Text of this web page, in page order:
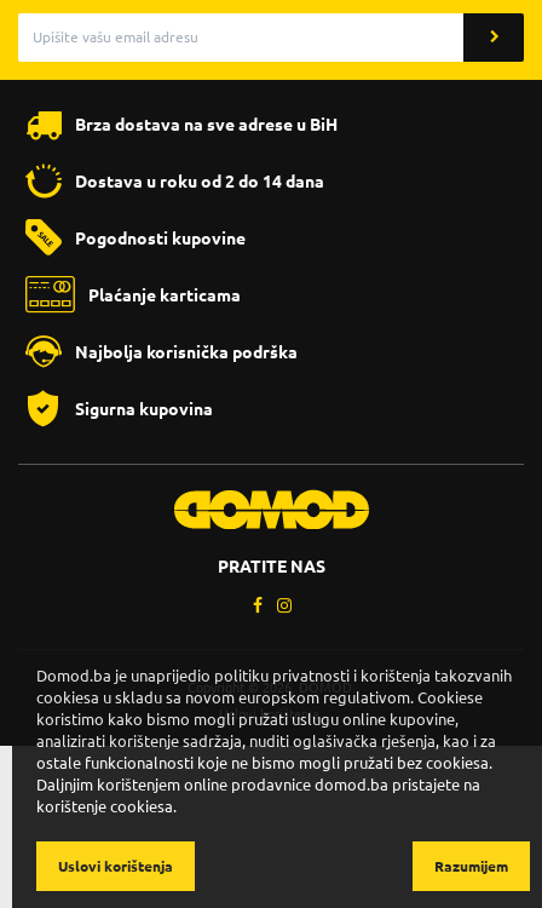
Brza dostava na sve adrese u BiH
Dostava u roku od 2 do 14 dana
Pogodnosti kupovine
Plaćanje karticama
Najbolja korisnička podrška
Sigurna kupovina
PRATITE NAS
Copyright © 2026. DOMOD.
Uslovi korištenja.
Domod.ba je unaprijedio politiku privatnosti i korištenja takozvanih
cookiesa u skladu sa novom europskom regulativom. Cookiese
koristimo kako bismo mogli pružati uslugu online kupovine,
analizirati korištenje sadržaja, nuditi oglašivačka rješenja, kao i za
ostale funkcionalnosti koje ne bismo mogli pružati bez cookiesa.
Daljnjim korištenjem online prodavnice domod.ba pristajete na
korištenje cookiesa.
Razumijem
Uslovi korištenja